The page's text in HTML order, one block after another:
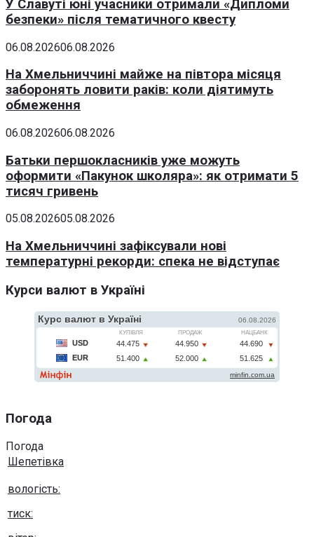
У Славуті юні учасники отримали «Дипломи
безпеки» після тематичного квесту
06.08.202606.08.2026
На Хмельниччині майже на півтора місяця
заборонять ловити раків: коли діятимуть
обмеження
06.08.202606.08.2026
Батьки першокласників уже можуть
оформити «Пакунок школяра»: як отримати 5
тисяч гривень
05.08.202605.08.2026
На Хмельниччині зафіксували нові
температурні рекорди: спека не відступає
Курси валют в Україні
Погода
Погода
Шепетівка
вологість:
тиск: